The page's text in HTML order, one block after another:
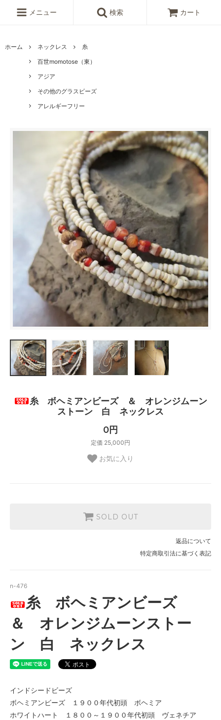
メニュー 検索 カート
ホーム ネックレス
糸
百世momotose（東）
アジア
その他のグラスビーズ
アレルギーフリー
糸 ボヘミアンビーズ ＆ オレンジムーン
ストーン 白 ネックレス
0円
定価 25,000円
お気に入り
SOLD OUT
返品について
特定商取引法に基づく表記
n-476
糸 ボヘミアンビーズ
＆ オレンジムーンストー
ン 白 ネックレス
インドシードビーズ
ボヘミアンビーズ １９００年代初頭 ボヘミア
ホワイトハート １８００～１９００年代初頭 ヴェネチア